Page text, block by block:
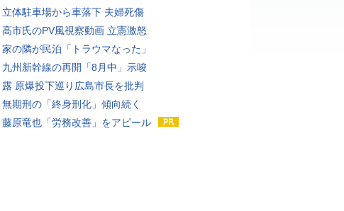
立体駐車場から車落下 夫婦死傷
高市氏のPV風視察動画 立憲激怒
家の隣が民泊「トラウマなった」
九州新幹線の再開「8月中」示唆
露 原爆投下巡り広島市長を批判
無期刑の「終身刑化」傾向続く
藤原竜也「労務改善」をアピール